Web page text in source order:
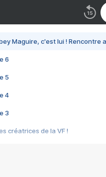
Maguire, c'est lui ! Rencontre
6
5
4
3
créatrices de la VF !